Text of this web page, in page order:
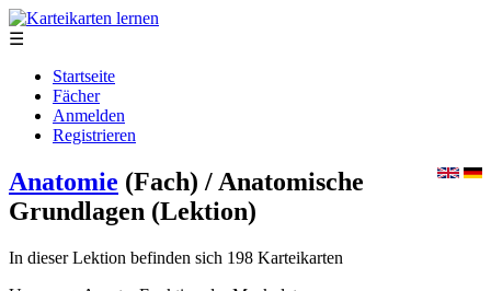
☰
Startseite
Fächer
Anmelden
Registrieren
Anatomie (Fach) / Anatomische
Grundlagen (Lektion)
In dieser Lektion befinden sich 198 Karteikarten